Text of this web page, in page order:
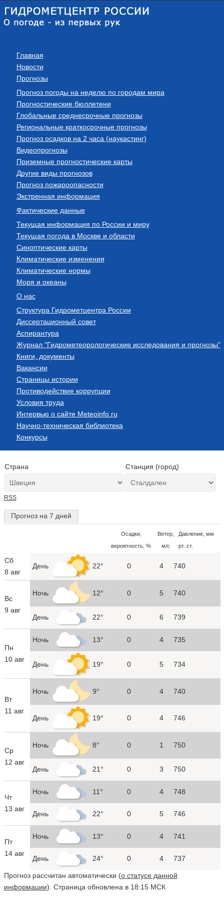
Главная
Новости
Прогнозы
Прогноз погоды на неделю по городам мира
Прогностические бюллетени
Глобальные среднесрочные прогнозы
Региональные краткосрочные прогнозы
Прогноз осадков на 2 часа (наукастинг)
Видеопрогнозы
Приземные прогностические карты
Другие виды прогнозов
Прогноз пожароопасности
Экстренная информация
Фактические данные
Текущая информация по России и миру
Текущая погода в Москве и области
Синоптические карты
Климатические изменения
Климатические нормы
Моря и океаны
О нас
Структура Гидрометцентра России
Диссертационный совет
Аспирантура
Журнал "Гидрометеорологические исследования и прогнозы"
Книги, документы
Вакансии
Страницы истории
Противодействие коррупции
Условия труда
Интервью о сайте Meteoinfo.ru
Научно-техническая библиотека
Конкурсы
Страна Станция (город)
RSS
Прогноз на 7 дней
Осадки,
вероятность, %
Ветер,
м/с
Давление, мм
рт. ст.
Сб
8 авг
День 22° 0 4 740
Вс
9 авг
Ночь 12° 0 5 740
День 22° 0 6 739
Пн
10 авг
Ночь 13° 0 4 735
День 19° 0 5 734
Вт
11 авг
Ночь 9° 0 4 740
День 19° 0 4 746
Ср
12 авг
Ночь 8° 0 1 750
День 21° 0 3 750
Чт
13 авг
Ночь 11° 0 4 748
День 22° 0 5 746
Пт
14 авг
Ночь 13° 0 4 741
День 24° 0 4 737
Прогноз рассчитан автоматически (о статусе данной
информации). Страница обновлена в 18:15 МСК